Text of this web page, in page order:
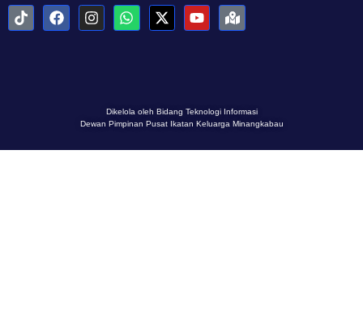
Dikelola oleh Bidang Teknologi Informasi
Dewan Pimpinan Pusat Ikatan Keluarga Minangkabau